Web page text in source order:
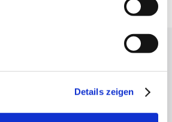
Details zeigen
Angeboten in